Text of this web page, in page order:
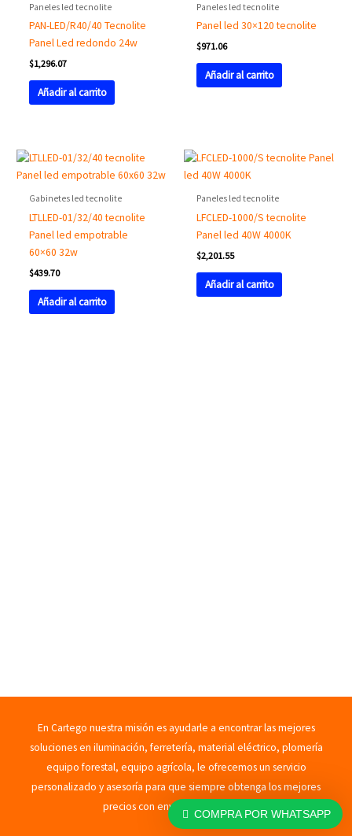
COMPRA POR WHATSAPP
Paneles led tecnolite
PAN-LED/R40/40 Tecnolite
Panel Led redondo 24w
$1,296.07
Añadir al carrito
Paneles led tecnolite
Panel led 30×120 tecnolite
$971.06
Añadir al carrito
Gabinetes led tecnolite
LTLLED-01/32/40 tecnolite
Panel led empotrable
60×60 32w
$439.70
Añadir al carrito
Paneles led tecnolite
LFCLED-1000/S tecnolite
Panel led 40W 4000K
$2,201.55
Añadir al carrito
En Cartego nuestra misión es ayudarle a encontrar las mejores
soluciones en iluminación, ferretería, material eléctrico, plomería
equipo forestal, equipo agrícola, le ofrecemos un servicio
personalizado y asesoría para que siempre obtenga los mejores
precios con envíos rápidos. 2023